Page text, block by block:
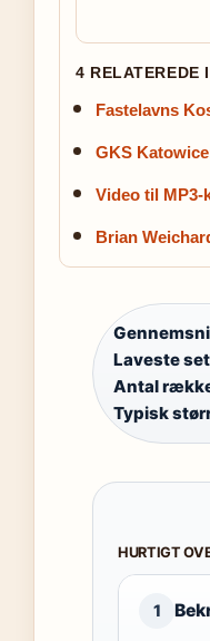
4 RELATEREDE
Fastelavns
GKS
Video til
Brian
Laveste
Antal
Typisk
HURTIGT
1